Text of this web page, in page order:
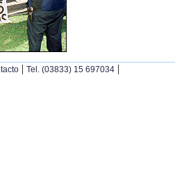
| Tel. (03833) 15 697034 |